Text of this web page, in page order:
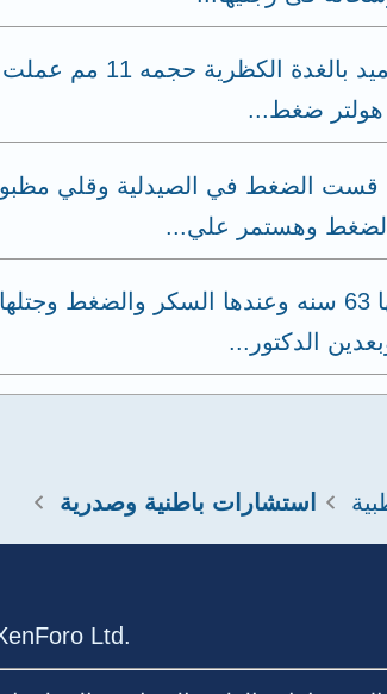
لدي ورم
هولتر ضغط...
قست الضغط في الصيدلية وقلي
وهستمر علي...
الدكتور...
استشارات باطنية وصدرية
Ltd.